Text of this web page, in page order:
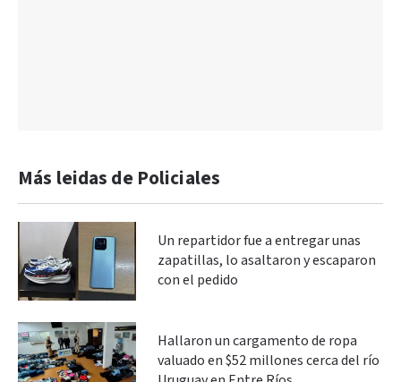
Más leidas de Policiales
Un repartidor fue a entregar unas
zapatillas, lo asaltaron y escaparon
con el pedido
Hallaron un cargamento de ropa
valuado en $52 millones cerca del río